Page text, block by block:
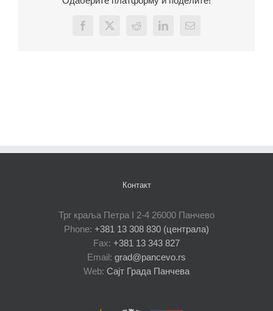
Facebook
X Reddit LinkedInEmail
Контакт
Трг краља Петра I 2-4 26000 Панчево
Phone: +381 13 308 830 (централа)
Fax: +381 13 343 827
Email: grad@pancevo.rs
Web: Сајт Града Панчева